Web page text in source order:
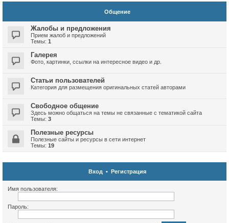
Общение
Жалобы и предложения
Прием жалоб и предложений
Темы: 1
Галерея
Фото, картинки, ссылки на интересное видео и др.
Статьи пользователей
Категория для размещения оригинальных статей авторами
Свободное общение
Здесь можно общаться на темы не связанные с тематикой сайта
Темы: 3
Полезные ресурсы
Полезные сайты и ресурсы в сети интернет
Темы: 19
Вход • Регистрация
Имя пользователя:
Пароль: